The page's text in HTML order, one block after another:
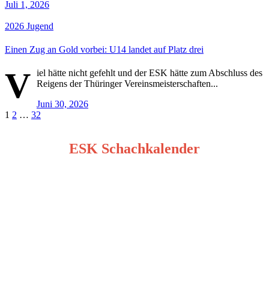
Juli 1, 2026
2026 Jugend
Einen Zug an Gold vorbei: U14 landet auf Platz drei
V iel hätte nicht gefehlt und der ESK hätte zum Abschluss des
Reigens der Thüringer Vereinsmeisterschaften...
Juni 30, 2026
Seitennummerierung
1 2 … 32
ESK Schachkalender